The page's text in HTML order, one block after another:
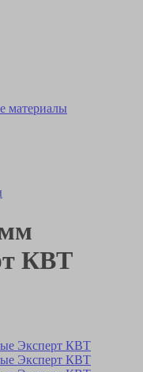
материалы
КВТ